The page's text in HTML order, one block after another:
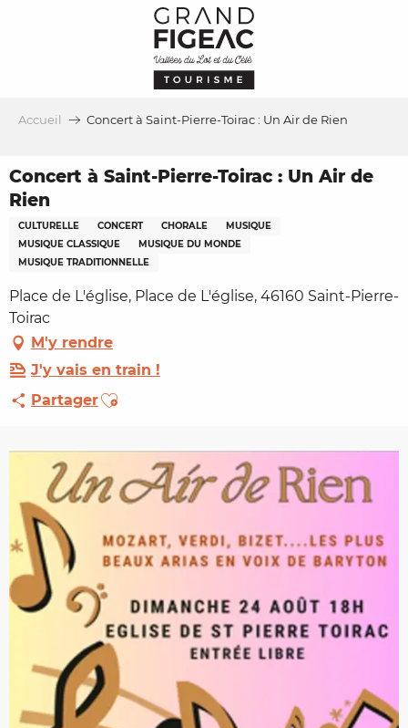
Accueil Concert à Saint-Pierre-Toirac : Un Air de Rien
Concert à Saint-Pierre-Toirac : Un Air de
Rien
CULTURELLE CONCERT CHORALE
MUSIQUE
MUSIQUE CLASSIQUE
MUSIQUE DU MONDE
MUSIQUE TRADITIONNELLE
Place de L'église, Place de L'église, 46160 Saint-Pierre-
Toirac
M'y rendre
J'y vais en train !
PartagerAjouter aux favoris